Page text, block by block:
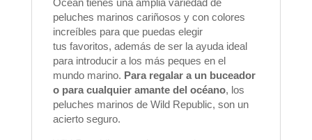
Ocean tienes una amplia variedad de
peluches marinos cariñosos y con colores
increíbles para que puedas elegir
tus favoritos, además de ser la ayuda ideal
para introducir a los más peques en el
mundo marino. Para regalar a un buceador
o para cualquier amante del océano, los
peluches marinos de Wild Republic, son un
acierto seguro.